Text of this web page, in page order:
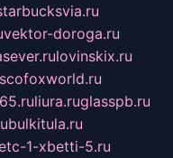
vektor-doroga.ru
lovinskix.ru
liura.ruglasspb.ru
bulkitula.ru
1-xbetti-5.ru